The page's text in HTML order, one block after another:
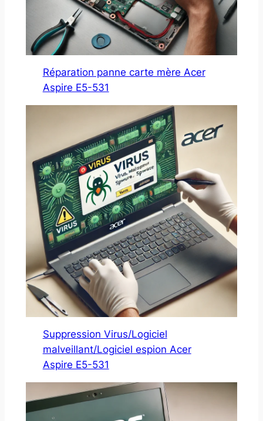
Réparation panne carte mère Acer
Aspire E5-531
Suppression Virus/Logiciel
malveillant/Logiciel espion Acer
Aspire E5-531